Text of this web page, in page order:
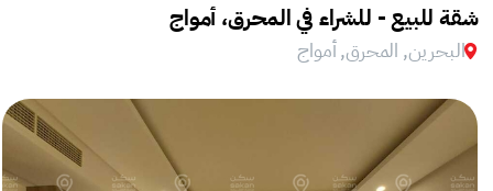
شقة للبيع - للشراء في المحرق، أمواج
البحرين, المحرق, أمواج